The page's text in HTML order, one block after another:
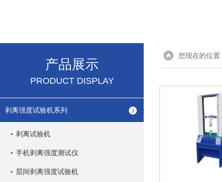
产品展示
PRODUCT DISPLAY
剥离强度试验机系列
剥离试验机
手机剥离强度测试仪
层间剥离强度试验机
您现在的位置